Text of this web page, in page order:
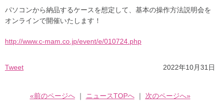
パソコンから納品するケースを想定して、基本の操作方法説明会を
オンラインで開催いたします！
http://www.c-mam.co.jp/event/e/010724.php
Tweet 2022年10月31日
«前のページへ｜ ニュースTOPへ｜ 次のページへ»